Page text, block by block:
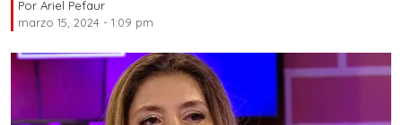
Por Ariel Pefaur
marzo 15, 2024 - 1:09 pm